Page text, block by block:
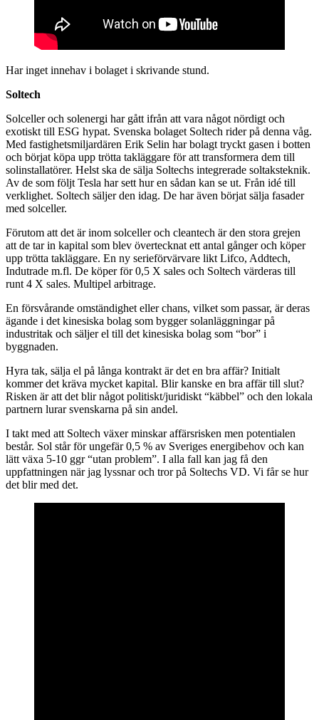
Har inget innehav i bolaget i skrivande stund.
Soltech
Solceller och solenergi har gått ifrån att vara något nördigt och
exotiskt till ESG hypat. Svenska bolaget Soltech rider på denna våg.
Med fastighetsmiljardären Erik Selin har bolagt tryckt gasen i botten
och börjat köpa upp trötta takläggare för att transformera dem till
solinstallatörer. Helst ska de sälja Soltechs integrerade soltaksteknik.
Av de som följt Tesla har sett hur en sådan kan se ut. Från idé till
verklighet. Soltech säljer den idag. De har även börjat sälja fasader
med solceller.
Förutom att det är inom solceller och cleantech är den stora grejen
att de tar in kapital som blev övertecknat ett antal gånger och köper
upp trötta takläggare. En ny serieförvärvare likt Lifco, Addtech,
Indutrade m.fl. De köper för 0,5 X sales och Soltech värderas till
runt 4 X sales. Multipel arbitrage.
En försvårande omständighet eller chans, vilket som passar, är deras
ägande i det kinesiska bolag som bygger solanläggningar på
industritak och säljer el till det kinesiska bolag som “bor” i
byggnaden.
Hyra tak, sälja el på långa kontrakt är det en bra affär? Initialt
kommer det kräva mycket kapital. Blir kanske en bra affär till slut?
Risken är att det blir något politiskt/juridiskt “käbbel” och den lokala
partnern lurar svenskarna på sin andel.
I takt med att Soltech växer minskar affärsrisken men potentialen
består. Sol står för ungefär 0,5 % av Sveriges energibehov och kan
lätt växa 5-10 ggr “utan problem”. I alla fall kan jag få den
uppfattningen när jag lyssnar och tror på Soltechs VD. Vi får se hur
det blir med det.